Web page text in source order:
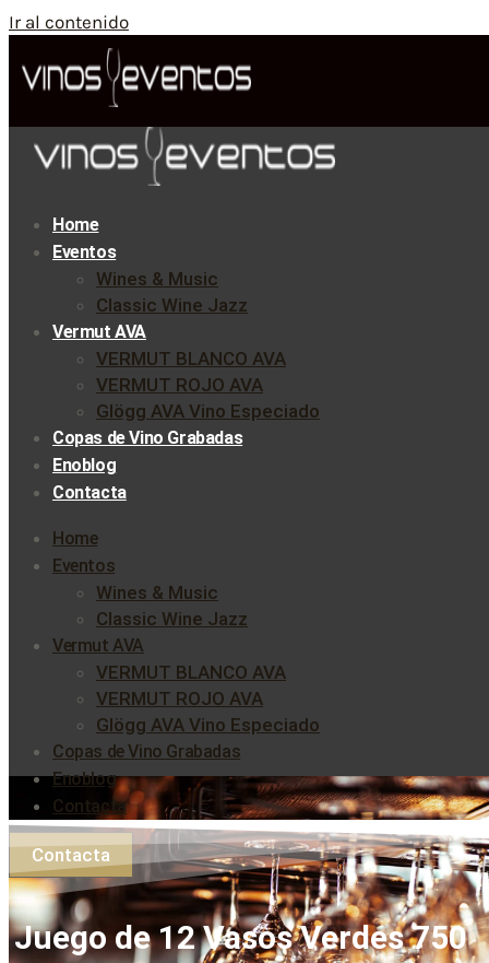
Ir al contenido
Home
Eventos
Wines & Music
Classic Wine Jazz
Vermut AVA
VERMUT BLANCO AVA
VERMUT ROJO AVA
Glögg AVA Vino Especiado
Copas de Vino Grabadas
Enoblog
Contacta
Home
Eventos
Wines & Music
Classic Wine Jazz
Vermut AVA
VERMUT BLANCO AVA
VERMUT ROJO AVA
Glögg AVA Vino Especiado
Copas de Vino Grabadas
Enoblog
Contacta
Contacta
Juego de 12 Vasos Verdes 750